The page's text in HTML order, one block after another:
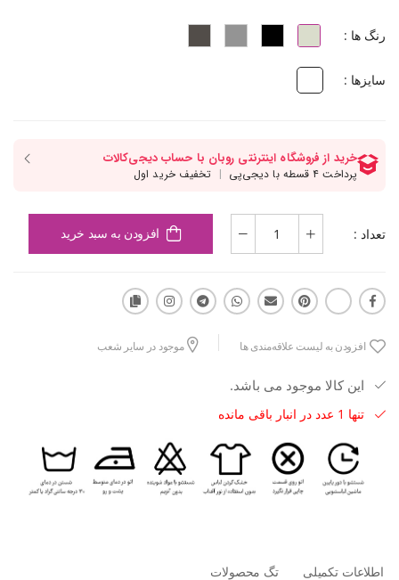
رنگ ها :
سایزها :
تعداد : افزودن به سبد خرید
افزودن به لیست علاقه‌مندی ها موجود در سایر شعب
این کالا موجود می باشد.
تنها 1 عدد در انبار باقی مانده
اطلاعات تکمیلی تگ محصولات